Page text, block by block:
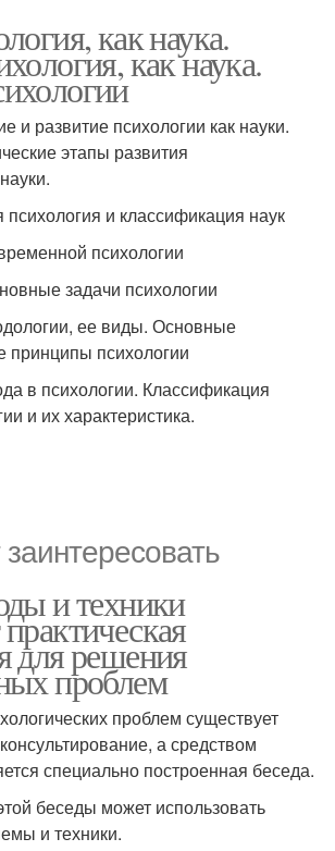
как наука.
как наука.
и развитие психологии как науки.
этапы развития
и классификация наук
психологии
задачи психологии
ее виды. Основные
принципы психологии
в психологии. Классификация
и их характеристика.
и техники
для решения
проблем
проблем существует
а средством
специально построенная беседа.
беседы может использовать
и техники.